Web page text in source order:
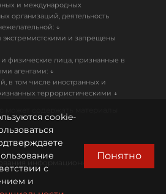
и международных
организаций, деятельность
↓
и запрещены
физические лица, признанные в
агентами: ↓
в том числе иностранных и
террористическими ↓
информационных
cookie-
с
и
Понятно